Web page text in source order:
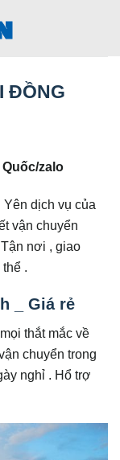
ĐỒNG
zalo
dịch vụ của
vận chuyển
nơi , giao
.
_ Giá rẻ
thắt mắc về
chuyển trong
nghỉ . Hổ trợ